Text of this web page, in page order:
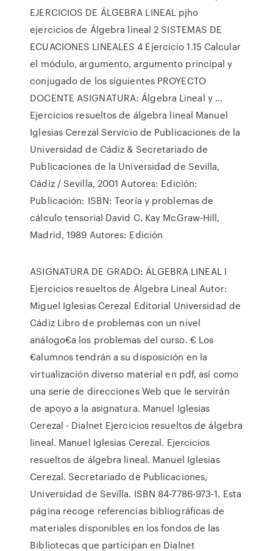
EJERCICIOS DE ÁLGEBRA LINEAL pjho
ejercicios de Álgebra lineal 2 SISTEMAS DE
ECUACIONES LINEALES 4 Ejercicio 1.15 Calcular
el módulo, argumento, argumento principal y
conjugado de los siguientes PROYECTO
DOCENTE ASIGNATURA: Álgebra Lineal y …
Ejercicios resueltos de álgebra lineal Manuel
Iglesias Cerezal Servicio de Publicaciones de la
Universidad de Cádiz & Secretariado de
Publicaciones de la Universidad de Sevilla,
Cádiz / Sevilla, 2001 Autores: Edición:
Publicación: ISBN: Teoría y problemas de
cálculo tensorial David C. Kay McGraw-Hill,
Madrid, 1989 Autores: Edición
ASIGNATURA DE GRADO: ÁLGEBRA LINEAL I
Ejercicios resueltos de Álgebra Lineal Autor:
Miguel Iglesias Cerezal Editorial Universidad de
Cádiz Libro de problemas con un nivel
análogo€a los problemas del curso. € Los
€alumnos tendrán a su disposición en la
virtualización diverso material en pdf, así como
una serie de direcciones Web que le servirán
de apoyo a la asignatura. Manuel Iglesias
Cerezal - Dialnet Ejercicios resueltos de álgebra
lineal. Manuel Iglesias Cerezal. Ejercicios
resueltos de álgebra lineal. Manuel Iglesias
Cerezal. Secretariado de Publicaciones,
Universidad de Sevilla. ISBN 84-7786-973-1. Esta
página recoge referencias bibliográficas de
materiales disponibles en los fondos de las
Bibliotecas que participan en Dialnet